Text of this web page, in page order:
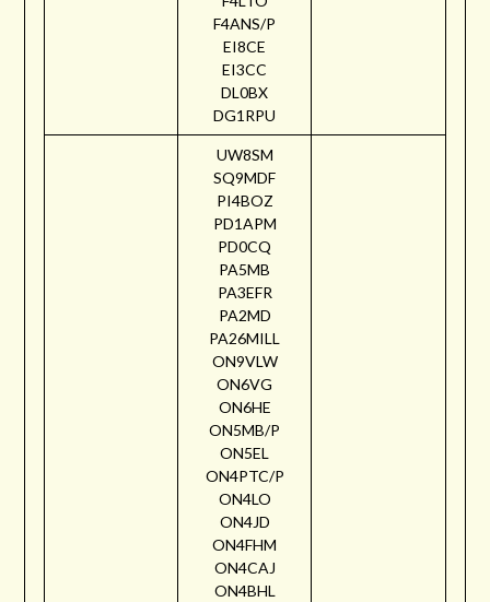
F4ANS/P
EI8CE
EI3CC
DL0BX
DG1RPU
UW8SM
SQ9MDF
PI4BOZ
PD1APM
PD0CQ
PA5MB
PA3EFR
PA2MD
PA26MILL
ON9VLW
ON6VG
ON6HE
ON5MB/P
ON5EL
ON4PTC/P
ON4LO
ON4JD
ON4FHM
ON4CAJ
ON4BHL